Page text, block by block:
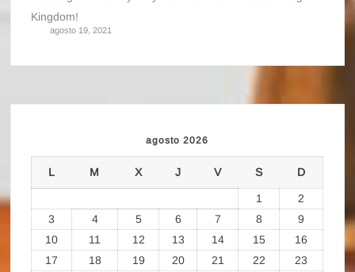
Kingdom!
agosto 19, 2021
agosto 2026
L M X J V S D
1
2
3
4 5 6 7 8
9
10
11 12 13 14 15
16
17
18 19 20 21 22
23